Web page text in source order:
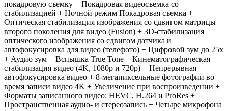
покадровую съемку + Покадровая видеосъемка со
стабилизацией + Ночной режим Покадровая съемка +
Оптическая стабилизация изображения со сдвигом матрицы
второго поколения для видео (Fusion) + 3D-стабилизация
оптического изображения со сдвигом датчика и
автофокусировка для видео (телефото) + Цифровой зум до 25x
+ Аудио зум + Вспышка True Tone + Кинематографическая
стабилизация видео (4K, 1080p и 720p) + Непрерывная
автофокусировка видео + 8-мегапиксельные фотографии во
время записи видео 4K + Увеличение при воспроизведении +
Форматы записанного видео: HEVC, H.264 и ProRes +
Пространственная аудио- и стереозапись + Четыре микрофона